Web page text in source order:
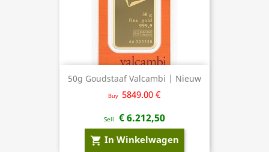
50g Goudstaaf Valcambi | Nieuw
Buy 5849.00 €
Sell € 6.212,50
shopping_cart In Winkelwagen